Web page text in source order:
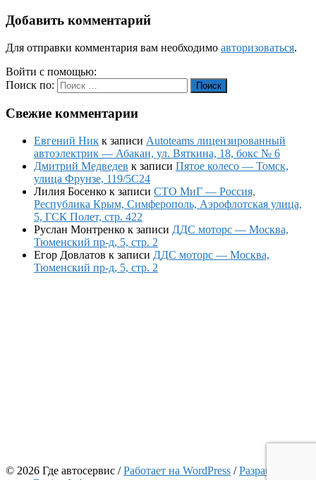
Добавить комментарий
Для отправки комментария вам необходимо авторизоваться.
Войти с помощью:
Поиск по:
Поиск
Свежие комментарии
Евгений Ник к записи Autoteams лицензированный
автоэлектрик — Абакан, ул. Вяткина, 18, бокс № 6
Дмитрий Медведев к записи Пятое колесо — Томск,
улица Фрунзе, 119/5С24
Лилия Босенко к записи СТО МиГ — Россия,
Республика Крым, Симферополь, Аэрофлотская улица,
5, ГСК Полет, стр. 422
Руслан Монтренко к записи ДДС моторс — Москва,
Тюменский пр-д, 5, стр. 2
Егор Довлатов к записи ДДС моторс — Москва,
Тюменский пр-д, 5, стр. 2
© 2026 Где автосервис / Работает на WordPress / Разработчик